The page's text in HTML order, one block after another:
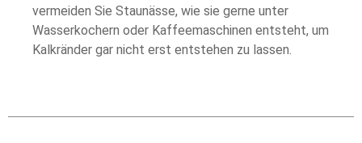
vermeiden Sie Staunässe, wie sie gerne unter
Wasserkochern oder Kaffeemaschinen entsteht, um
Kalkränder gar nicht erst entstehen zu lassen.